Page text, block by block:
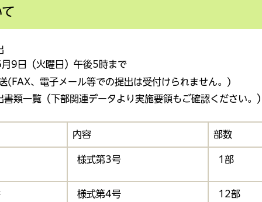
9日（火曜日）午後5時まで
(FAX、電子メール等での提出は受付けられません。)
類一覧（下部関連データより実施要領もご確認ください。）
内容 部数
様式第3号 1部
様式第4号 12部